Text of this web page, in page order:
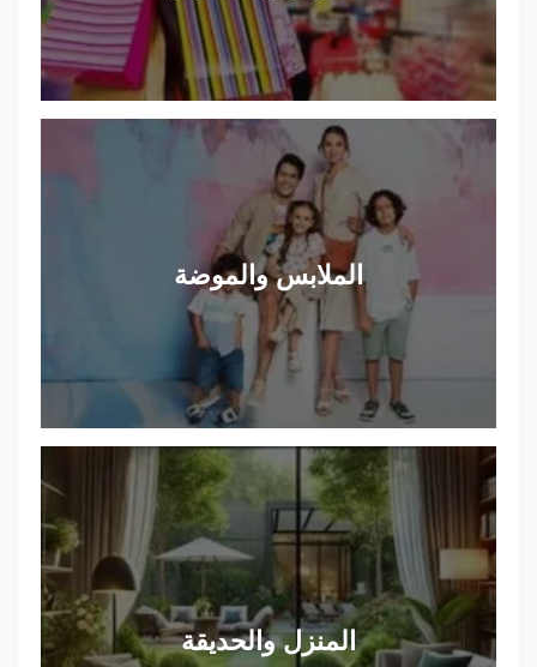
الملابس والموضة
المنزل والحديقة